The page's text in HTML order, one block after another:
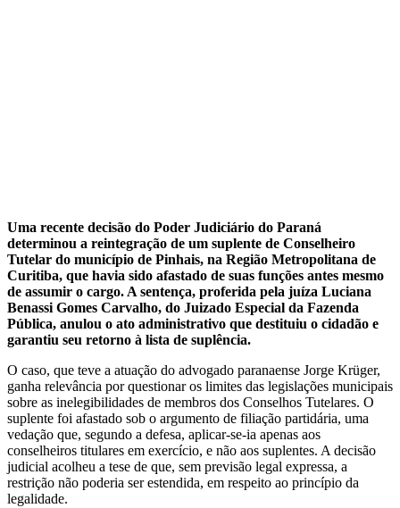
Uma recente decisão do Poder Judiciário do Paraná
determinou a reintegração de um suplente de Conselheiro
Tutelar do município de Pinhais, na Região Metropolitana de
Curitiba, que havia sido afastado de suas funções antes mesmo
de assumir o cargo. A sentença, proferida pela juíza Luciana
Benassi Gomes Carvalho, do Juizado Especial da Fazenda
Pública, anulou o ato administrativo que destituiu o cidadão e
garantiu seu retorno à lista de suplência.
O caso, que teve a atuação do advogado paranaense Jorge Krüger,
ganha relevância por questionar os limites das legislações municipais
sobre as inelegibilidades de membros dos Conselhos Tutelares. O
suplente foi afastado sob o argumento de filiação partidária, uma
vedação que, segundo a defesa, aplicar-se-ia apenas aos
conselheiros titulares em exercício, e não aos suplentes. A decisão
judicial acolheu a tese de que, sem previsão legal expressa, a
restrição não poderia ser estendida, em respeito ao princípio da
legalidade.